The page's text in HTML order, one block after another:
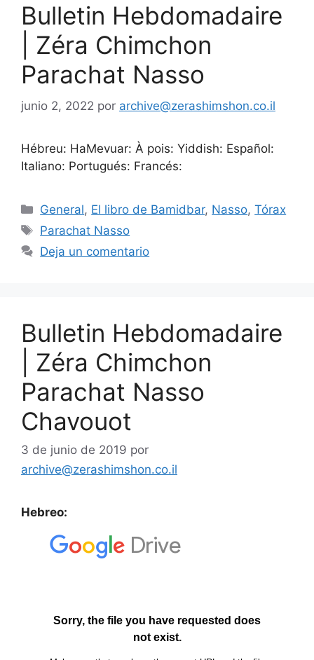
Bulletin Hebdomadaire
| Zéra Chimchon
Parachat Nasso
junio 2, 2022 por archive@zerashimshon.co.il
Hébreu: HaMevuar: À pois: Yiddish: Español:
Italiano: Portugués: Francés:
General, El libro de Bamidbar, Nasso,Tórax
Parachat Nasso
Deja un comentario
Bulletin Hebdomadaire
| Zéra Chimchon
Parachat Nasso
Chavouot
3 de junio de 2019 por
archive@zerashimshon.co.il
Hebreo: